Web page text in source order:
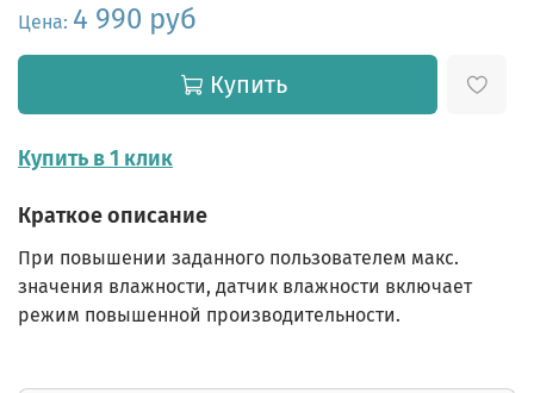
Цена: 4 990 руб
Купить
Купить в 1 клик
Краткое описание
При повышении заданного пользователем макс.
значения влажности, датчик влажности включает
режим повышенной производительности.